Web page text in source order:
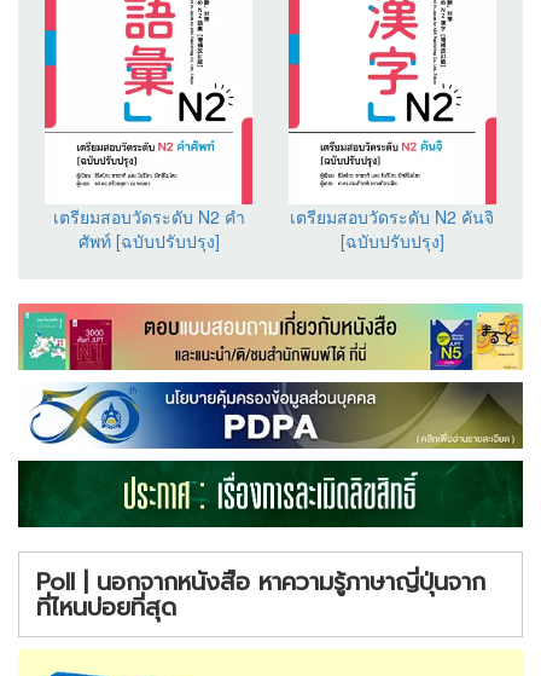
เตรียมสอบวัดระดับ N2 คำ
ศัพท์ [ฉบับปรับปรุง]
เตรียมสอบวัดระดับ N2 คันจิ
[ฉบับปรับปรุง]
Poll | นอกจากหนังสือ หาความรู้ภาษาญี่ปุ่นจาก
ที่ไหนบ่อยที่สุด